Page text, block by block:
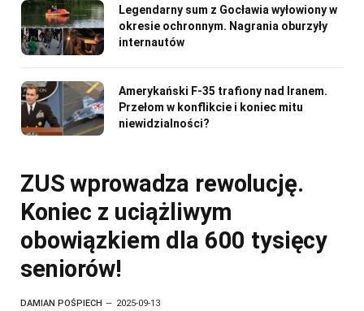
Legendarny sum z Gocławia wyłowiony w
okresie ochronnym. Nagrania oburzyły
internautów
Amerykański F-35 trafiony nad Iranem.
Przełom w konflikcie i koniec mitu
niewidzialności?
ZUS wprowadza rewolucję.
Koniec z uciążliwym
obowiązkiem dla 600 tysięcy
seniorów!
DAMIAN POŚPIECH 2025-09-13